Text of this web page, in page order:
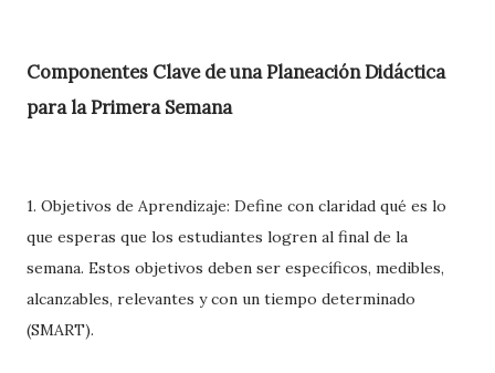
Componentes Clave de una Planeación Didáctica
para la Primera Semana
1. Objetivos de Aprendizaje: Define con claridad qué es lo
que esperas que los estudiantes logren al final de la
semana. Estos objetivos deben ser específicos, medibles,
alcanzables, relevantes y con un tiempo determinado
(SMART).